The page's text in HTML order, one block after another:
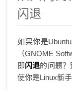
闪退
如果你是
（GNOME
即闪退的问题
使你是Linux新